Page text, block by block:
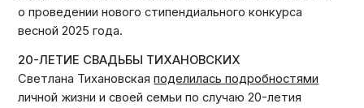
о проведении нового стипендиального конкурса
весной 2025 года.
20-ЛЕТИЕ СВАДЬБЫ ТИХАНОВСКИХ
Светлана Тихановскаяподелилась подробностями
личной жизни и своей семьи по случаю 20-летия